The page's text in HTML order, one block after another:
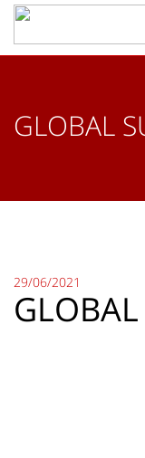
GLOBAL
29/06/2021